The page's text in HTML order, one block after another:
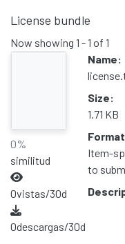
License bundle
Now showing 1 - 1 of 1
0%
similitud
0vistas/30d
0descargas/30d
Name:
Size:
1.71 KB
Item-
to